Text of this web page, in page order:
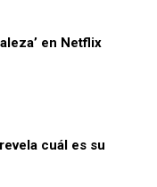
en Netflix
cuál es su